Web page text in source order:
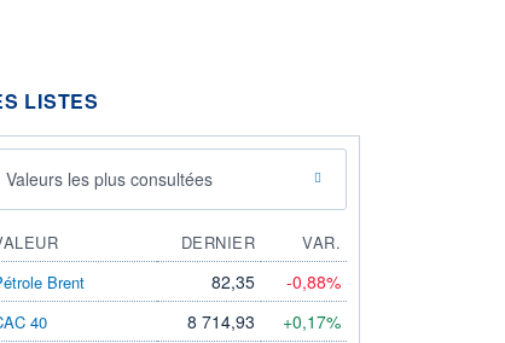
LISTES
Valeurs les plus consultées
DERNIER
VAR.
Brent
82,35 -0,88%
40 8 714,93 +0,17%